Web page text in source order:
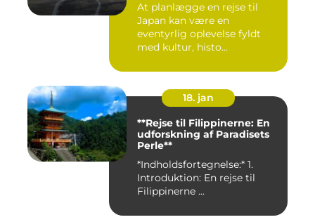
At planlægge en rejse til
Japan kan være en
eventyrlig oplevelse fyldt
med kultur, histo...
18. jan
**Rejse til Filippinerne: En
udforskning af Paradisets
Perle**
*Indholdsfortegnelse:* 1.
Introduktion: En rejse til
Filippinerne ...